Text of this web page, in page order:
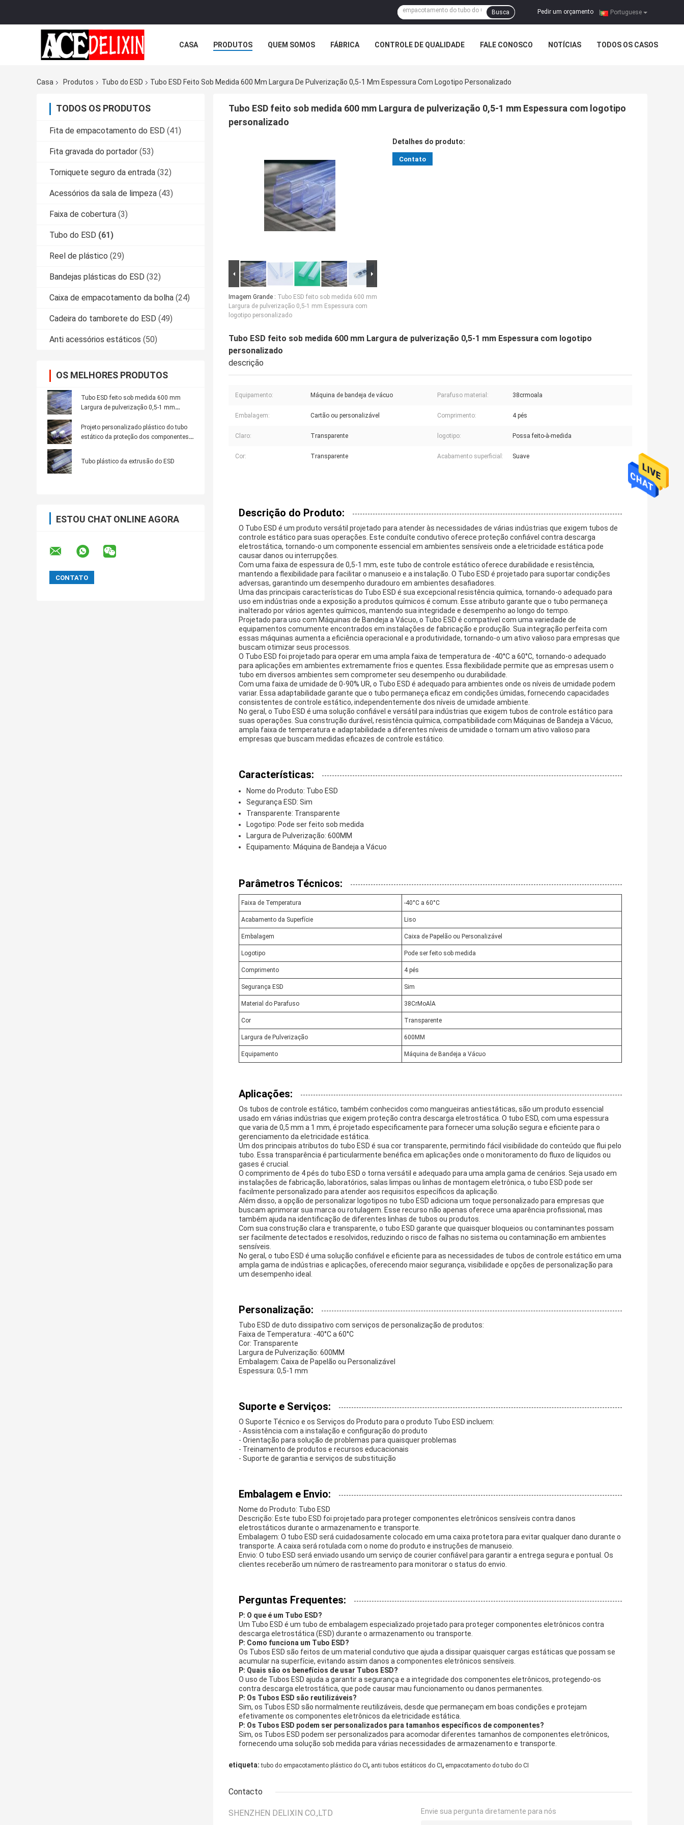
Portuguese
Pedir um orçamento |
Busca
CASA PRODUTOS QUEM SOMOS FÁBRICA CONTROLE DE QUALIDADE FALE CONOSCO NOTÍCIAS TODOS OS CASOS
Casa Produtos Tubo do ESD Tubo ESD Feito Sob Medida 600 Mm Largura De Pulverização 0,5-1 Mm Espessura Com Logotipo Personalizado
TODOS OS PRODUTOS
Fita de empacotamento do ESD (41)
Fita gravada do portador (53)
Torniquete seguro da entrada (32)
Acessórios da sala de limpeza (43)
Faixa de cobertura (3)
Tubo do ESD (61)
Reel de plástico (29)
Bandejas plásticas do ESD (32)
Caixa de empacotamento da bolha (24)
Cadeira do tamborete do ESD (49)
Anti acessórios estáticos (50)
OS MELHORES PRODUTOS
Tubo ESD feito sob medida 600 mm
Largura de pulverização 0,5-1 mm
Projeto personalizado plástico do tubo
estático da proteção dos componentes
Tubo plástico da extrusão do ESD
ESTOU CHAT ONLINE AGORA
Tubo ESD feito sob medida 600 mm Largura de pulverização 0,5-1 mm Espessura com logotipo
personalizado
Imagem Grande : Tubo ESD feito sob medida 600 mm
Largura de pulverização 0,5-1 mm Espessura com
logotipo personalizado
Detalhes do produto:
Contato
Tubo ESD feito sob medida 600 mm Largura de pulverização 0,5-1 mm Espessura com logotipo
personalizado
descrição
Equipamento: Máquina de bandeja de vácuo Parafuso material: 38crmoala
Embalagem: Cartão ou personalizável Comprimento: 4 pés
Claro: Transparente logotipo: Possa feito-à-medida
Cor: Transparente Acabamento superficial: Suave
Descrição do Produto:
O Tubo ESD é um produto versátil projetado para atender às necessidades de várias indústrias que exigem tubos de
controle estático para suas operações. Este conduíte condutivo oferece proteção confiável contra descarga
eletrostática, tornando-o um componente essencial em ambientes sensíveis onde a eletricidade estática pode
causar danos ou interrupções.
Com uma faixa de espessura de 0,5-1 mm, este tubo de controle estático oferece durabilidade e resistência,
mantendo a flexibilidade para facilitar o manuseio e a instalação. O Tubo ESD é projetado para suportar condições
adversas, garantindo um desempenho duradouro em ambientes desafiadores.
Uma das principais características do Tubo ESD é sua excepcional resistência química, tornando-o adequado para
uso em indústrias onde a exposição a produtos químicos é comum. Esse atributo garante que o tubo permaneça
inalterado por vários agentes químicos, mantendo sua integridade e desempenho ao longo do tempo.
Projetado para uso com Máquinas de Bandeja a Vácuo, o Tubo ESD é compatível com uma variedade de
equipamentos comumente encontrados em instalações de fabricação e produção. Sua integração perfeita com
essas máquinas aumenta a eficiência operacional e a produtividade, tornando-o um ativo valioso para empresas que
buscam otimizar seus processos.
O Tubo ESD foi projetado para operar em uma ampla faixa de temperatura de -40°C a 60°C, tornando-o adequado
para aplicações em ambientes extremamente frios e quentes. Essa flexibilidade permite que as empresas usem o
tubo em diversos ambientes sem comprometer seu desempenho ou durabilidade.
Com uma faixa de umidade de 0-90% UR, o Tubo ESD é adequado para ambientes onde os níveis de umidade podem
variar. Essa adaptabilidade garante que o tubo permaneça eficaz em condições úmidas, fornecendo capacidades
consistentes de controle estático, independentemente dos níveis de umidade ambiente.
No geral, o Tubo ESD é uma solução confiável e versátil para indústrias que exigem tubos de controle estático para
suas operações. Sua construção durável, resistência química, compatibilidade com Máquinas de Bandeja a Vácuo,
ampla faixa de temperatura e adaptabilidade a diferentes níveis de umidade o tornam um ativo valioso para
empresas que buscam medidas eficazes de controle estático.
Características:
Nome do Produto: Tubo ESD
Segurança ESD: Sim
Transparente: Transparente
Logotipo: Pode ser feito sob medida
Largura de Pulverização: 600MM
Equipamento: Máquina de Bandeja a Vácuo
Parâmetros Técnicos:
Faixa de Temperatura -40°C a 60°C
Acabamento da Superfície Liso
Embalagem Caixa de Papelão ou Personalizável
Logotipo Pode ser feito sob medida
Comprimento 4 pés
Segurança ESD Sim
Material do Parafuso 38CrMoAlA
Cor Transparente
Largura de Pulverização 600MM
Equipamento Máquina de Bandeja a Vácuo
Aplicações:
Os tubos de controle estático, também conhecidos como mangueiras antiestáticas, são um produto essencial
usado em várias indústrias que exigem proteção contra descarga eletrostática. O tubo ESD, com uma espessura
que varia de 0,5 mm a 1 mm, é projetado especificamente para fornecer uma solução segura e eficiente para o
gerenciamento da eletricidade estática.
Um dos principais atributos do tubo ESD é sua cor transparente, permitindo fácil visibilidade do conteúdo que flui pelo
tubo. Essa transparência é particularmente benéfica em aplicações onde o monitoramento do fluxo de líquidos ou
gases é crucial.
O comprimento de 4 pés do tubo ESD o torna versátil e adequado para uma ampla gama de cenários. Seja usado em
instalações de fabricação, laboratórios, salas limpas ou linhas de montagem eletrônica, o tubo ESD pode ser
facilmente personalizado para atender aos requisitos específicos da aplicação.
Além disso, a opção de personalizar logotipos no tubo ESD adiciona um toque personalizado para empresas que
buscam aprimorar sua marca ou rotulagem. Esse recurso não apenas oferece uma aparência profissional, mas
também ajuda na identificação de diferentes linhas de tubos ou produtos.
Com sua construção clara e transparente, o tubo ESD garante que quaisquer bloqueios ou contaminantes possam
ser facilmente detectados e resolvidos, reduzindo o risco de falhas no sistema ou contaminação em ambientes
sensíveis.
No geral, o tubo ESD é uma solução confiável e eficiente para as necessidades de tubos de controle estático em uma
ampla gama de indústrias e aplicações, oferecendo maior segurança, visibilidade e opções de personalização para
um desempenho ideal.
Personalização:
Tubo ESD de duto dissipativo com serviços de personalização de produtos:
Faixa de Temperatura: -40°C a 60°C
Cor: Transparente
Largura de Pulverização: 600MM
Embalagem: Caixa de Papelão ou Personalizável
Espessura: 0,5-1 mm
Suporte e Serviços:
O Suporte Técnico e os Serviços do Produto para o produto Tubo ESD incluem:
- Assistência com a instalação e configuração do produto
- Orientação para solução de problemas para quaisquer problemas
- Treinamento de produtos e recursos educacionais
- Suporte de garantia e serviços de substituição
Embalagem e Envio:
Nome do Produto: Tubo ESD
Descrição: Este tubo ESD foi projetado para proteger componentes eletrônicos sensíveis contra danos
eletrostáticos durante o armazenamento e transporte.
Embalagem: O tubo ESD será cuidadosamente colocado em uma caixa protetora para evitar qualquer dano durante o
transporte. A caixa será rotulada com o nome do produto e instruções de manuseio.
Envio: O tubo ESD será enviado usando um serviço de courier confiável para garantir a entrega segura e pontual. Os
clientes receberão um número de rastreamento para monitorar o status do envio.
Perguntas Frequentes:
P: O que é um Tubo ESD?
Um Tubo ESD é um tubo de embalagem especializado projetado para proteger componentes eletrônicos contra
descarga eletrostática (ESD) durante o armazenamento ou transporte.
P: Como funciona um Tubo ESD?
Os Tubos ESD são feitos de um material condutivo que ajuda a dissipar quaisquer cargas estáticas que possam se
acumular na superfície, evitando assim danos a componentes eletrônicos sensíveis.
P: Quais são os benefícios de usar Tubos ESD?
O uso de Tubos ESD ajuda a garantir a segurança e a integridade dos componentes eletrônicos, protegendo-os
contra descarga eletrostática, que pode causar mau funcionamento ou danos permanentes.
P: Os Tubos ESD são reutilizáveis?
Sim, os Tubos ESD são normalmente reutilizáveis, desde que permaneçam em boas condições e protejam
efetivamente os componentes eletrônicos da eletricidade estática.
P: Os Tubos ESD podem ser personalizados para tamanhos específicos de componentes?
Sim, os Tubos ESD podem ser personalizados para acomodar diferentes tamanhos de componentes eletrônicos,
fornecendo uma solução sob medida para várias necessidades de armazenamento e transporte.
etiqueta: tubo do empacotamento plástico do CI , anti tubos estáticos do CI , empacotamento do tubo do CI
Contacto
SHENZHEN DELIXIN CO.,LTD Envie sua pergunta diretamente para nós